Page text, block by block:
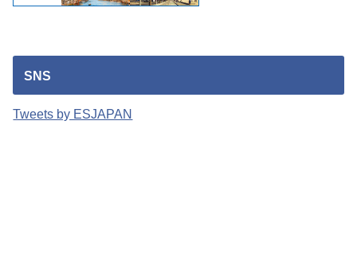
SNS
Tweets by ESJAPAN